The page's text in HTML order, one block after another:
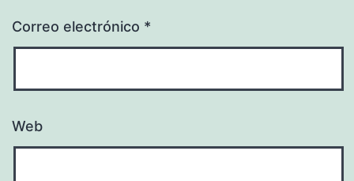
Correo electrónico *
Web